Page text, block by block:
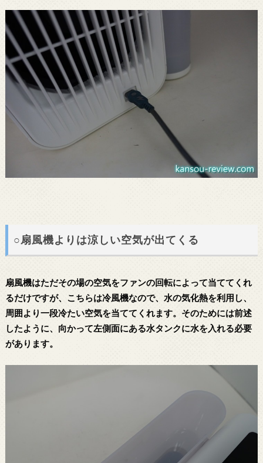
○扇風機よりは涼しい空気が出てくる
扇風機はただその場の空気をファンの回転によって当ててくれ
るだけですが、こちらは冷風機なので、水の気化熱を利用し、
周囲より一段冷たい空気を当ててくれます。そのためには前述
したように、向かって左側面にある水タンクに水を入れる必要
があります。